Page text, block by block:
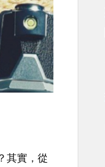
其實，從